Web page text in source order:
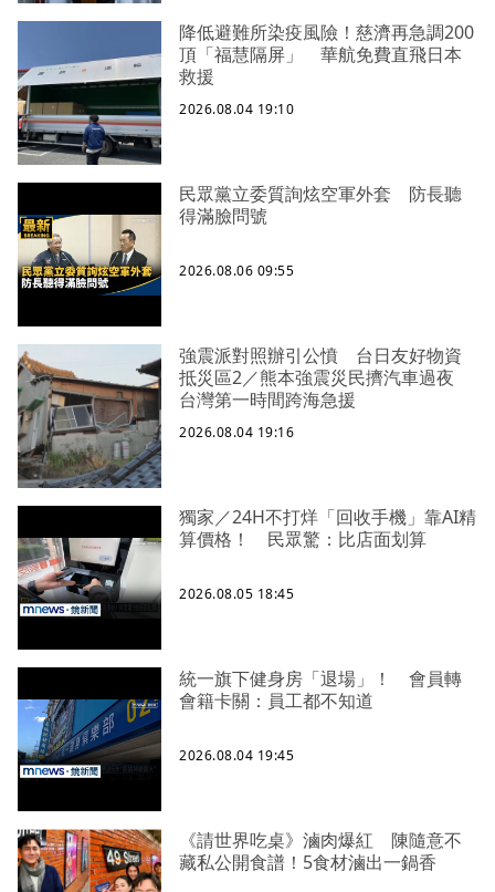
降低避難所染疫風險！慈濟再急調200
頂「福慧隔屏」 華航免費直飛日本
救援
2026.08.04 19:10
民眾黨立委質詢炫空軍外套 防長聽
得滿臉問號
2026.08.06 09:55
強震派對照辦引公憤 台日友好物資
抵災區2／熊本強震災民擠汽車過夜
台灣第一時間跨海急援
2026.08.04 19:16
獨家／24H不打烊「回收手機」靠AI精
算價格！ 民眾驚：比店面划算
2026.08.05 18:45
統一旗下健身房「退場」！ 會員轉
會籍卡關：員工都不知道
2026.08.04 19:45
《請世界吃桌》滷肉爆紅 陳隨意不
藏私公開食譜！5食材滷出一鍋香